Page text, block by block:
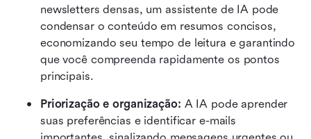
newsletters densas, um assistente de IA pode
condensar o conteúdo em resumos concisos,
economizando seu tempo de leitura e garantindo
que você compreenda rapidamente os pontos
principais.
Priorização e organização: A IA pode aprender
suas preferências e identificar e-mails